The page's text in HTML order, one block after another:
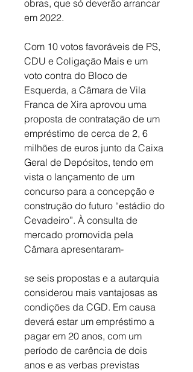
obras, que só deverão arrancar
em 2022.
Com 10 votos favoráveis de PS,
CDU e Coligação Mais e um
voto contra do Bloco de
Esquerda, a Câmara de Vila
Franca de Xira aprovou uma
proposta de contratação de um
empréstimo de cerca de 2, 6
milhões de euros junto da Caixa
Geral de Depósitos, tendo em
vista o lançamento de um
concurso para a concepção e
construção do futuro “estádio do
Cevadeiro”. À consulta de
mercado promovida pela
Câmara apresentaram-
se seis propostas e a autarquia
considerou mais vantajosas as
condições da CGD. Em causa
deverá estar um empréstimo a
pagar em 20 anos, com um
período de carência de dois
anos e as verbas previstas